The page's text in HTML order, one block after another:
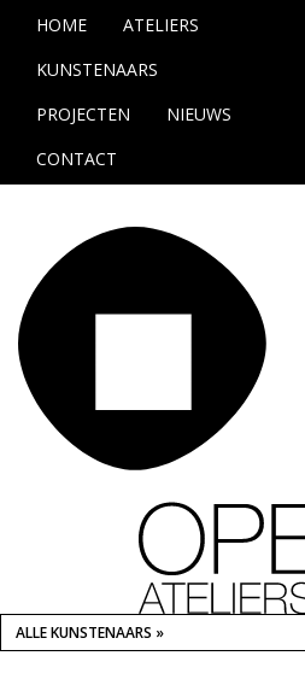
HOME
ATELIERS
KUNSTENAARS
PROJECTEN
NIEUWS
CONTACT
ALLE KUNSTENAARS »